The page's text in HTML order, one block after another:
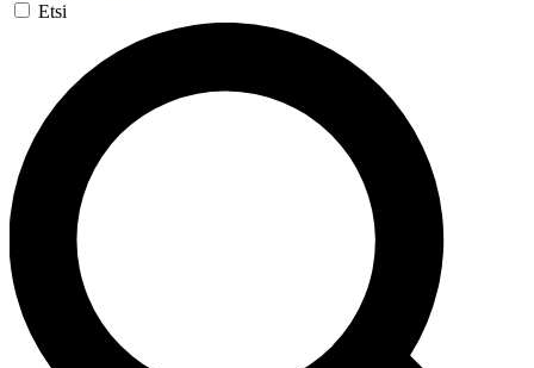
Etsi